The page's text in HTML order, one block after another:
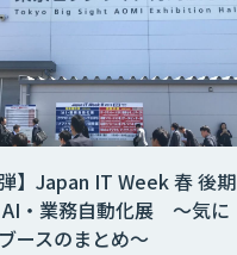
弾】Japan IT Week 春 後期
・業務自動化展 ～気に
ースのまとめ～